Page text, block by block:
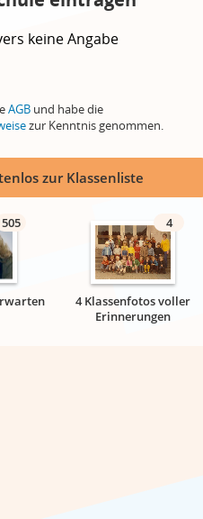
keine Angabe
AGB und habe die
zur Kenntnis genommen.
zur Klassenliste
505 4
4 Klassenfotos voller
Erinnerungen